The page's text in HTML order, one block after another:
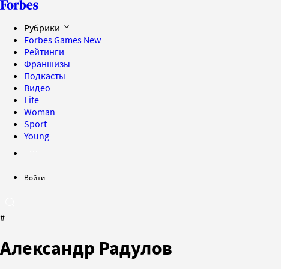
Рубрики
Forbes Games New
Рейтинги
Франшизы
Подкасты
Видео
Life
Woman
Sport
Young
Войти
#
Александр Радулов